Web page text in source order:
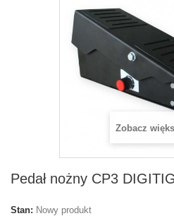
Zobacz
Pedał nożny CP3
Stan: Nowy produkt